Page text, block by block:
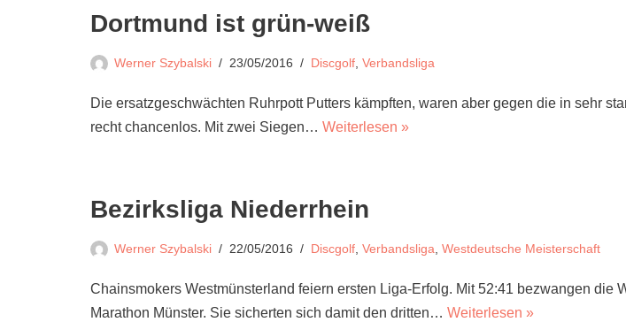
Dortmund ist grün-weiß
Werner Szybalski 23/05/2016 Discgolf, Verbandsliga
Die ersatzgeschwächten Ruhrpott Putters kämpften, waren aber gegen die in sehr
recht chancenlos. Mit zwei Siegen… Weiterlesen »
Bezirksliga Niederrhein
Werner Szybalski 22/05/2016 Discgolf, Verbandsliga, Westdeutsche Meisterschaft
Chainsmokers Westmünsterland feiern ersten Liga-Erfolg. Mit 52:41 bezwangen
Marathon Münster. Sie sicherten sich damit den dritten… Weiterlesen »